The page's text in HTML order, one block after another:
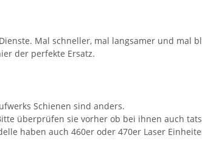
Mal schneller, mal langsamer und mal
der perfekte Ersatz.
Schienen sind anders.
überprüfen sie vorher ob bei ihnen auch
haben auch 460er oder 470er Laser